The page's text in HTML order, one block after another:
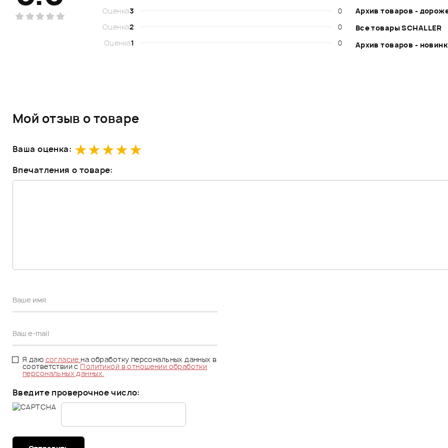
Оценка3
0
Оценка2
0
Оценка1 0
Архив товаров -
Все товары SCHALLER
Архив товаров -
Мой отзыв о товаре
Ваша оценка:
Впечатления о товаре:
Я даю согласие на обработку персональных данных в
соответствии сПолитикой в отношении обработки
персональных данных.
Введите проверочное число: